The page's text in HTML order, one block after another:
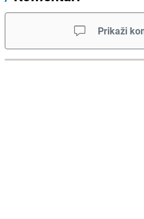
Prikaži